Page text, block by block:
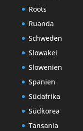
Roots
Ruanda
Schweden
Slowakei
Slowenien
Spanien
Südafrika
Südkorea
Tansania